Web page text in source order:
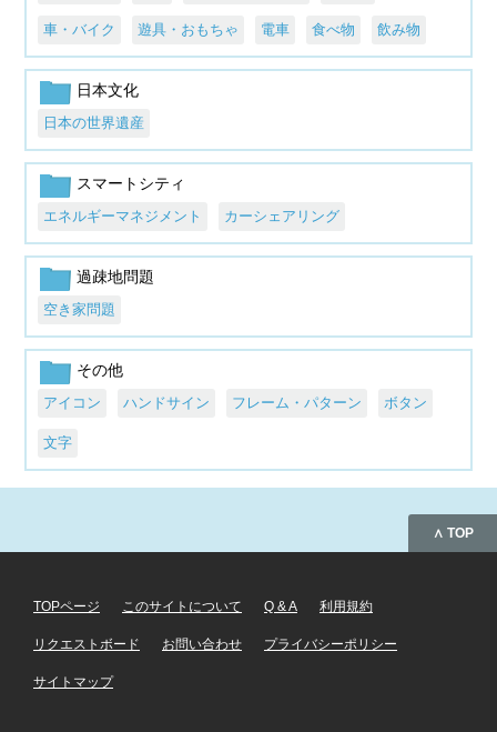
車・バイク 遊具・おもちゃ 電車 食べ物 飲み物
日本文化
日本の世界遺産
スマートシティ
エネルギーマネジメント カーシェアリング
過疎地問題
空き家問題
その他
アイコン ハンドサイン フレーム・パターン ボタン
文字
∧ TOP
TOPページ このサイトについて Q & A 利用規約
リクエストボード お問い合わせ プライバシーポリシー
サイトマップ